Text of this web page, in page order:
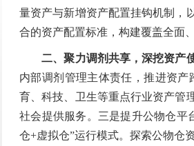
量资产与新增资产配置挂钩机制，
合的资产配置标准，构建覆盖全面
二、聚力调剂共享，深挖资产
内部调剂管理主体责任，推进资
育、科技、卫生等重点行业资产管
社会提供服务。三是提升公物仓平
仓+虚拟仓”运行模式。探索公物仓